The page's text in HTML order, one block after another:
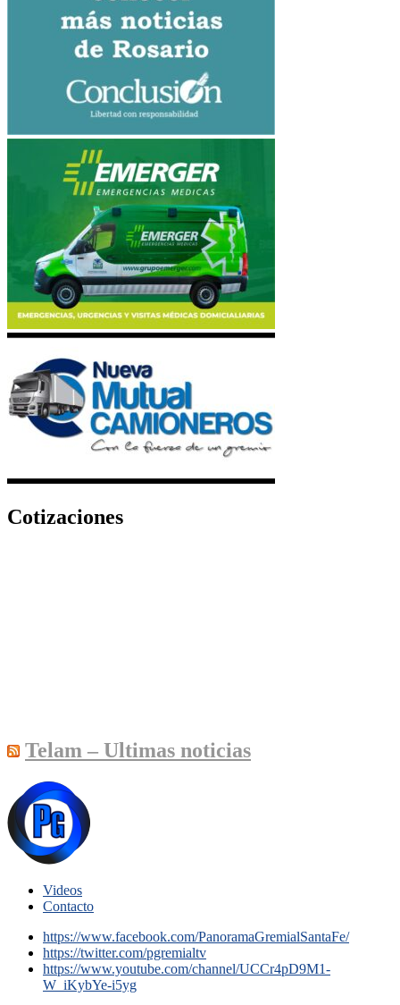
Cotizaciones
Telam – Ultimas noticias
Videos
Contacto
https://www.facebook.com/PanoramaGremialSantaFe/
https://twitter.com/pgremialtv
https://www.youtube.com/channel/UCCr4pD9M1-
W_iKybYe-i5yg